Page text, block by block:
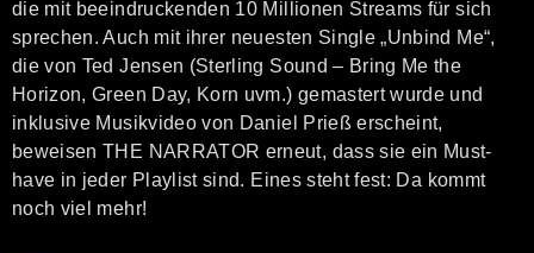
die mit beeindruckenden 10 Millionen Streams für sich
sprechen. Auch mit ihrer neuesten Single „Unbind Me“,
die von Ted Jensen (Sterling Sound – Bring Me the
Horizon, Green Day, Korn uvm.) gemastert wurde und
inklusive Musikvideo von Daniel Prieß erscheint,
beweisen THE NARRATOR erneut, dass sie ein Must-
have in jeder Playlist sind. Eines steht fest: Da kommt
noch viel mehr!